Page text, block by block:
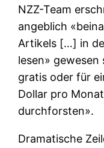
NZZ-Team
angeblich
Artikels […] in
lesen» gewesen
gratis oder für
Dollar pro
durchforsten».
Dramatische